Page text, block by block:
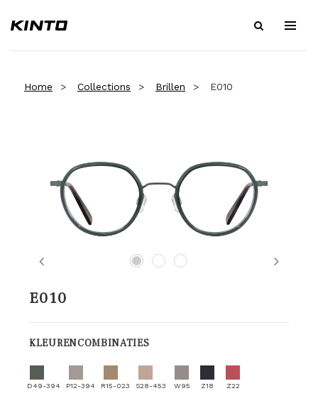
Home Collections Brillen E010
Previous Next
E010
KLEURENCOMBINATIES
D49-394 P12-394 R15-023 S28-453 W95 Z18 Z22